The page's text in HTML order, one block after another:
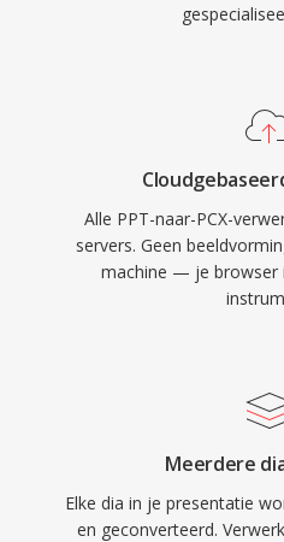
Alle PPT-naar-PCX-
servers. Geen
machine — je browser
Meerdere
Elke dia in je presentatie
en geconverteerd.